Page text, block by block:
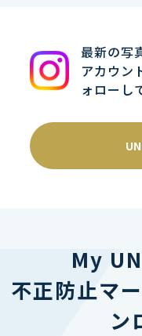
最新の写
アカウン
ォローし
My
不正防止マ
ン